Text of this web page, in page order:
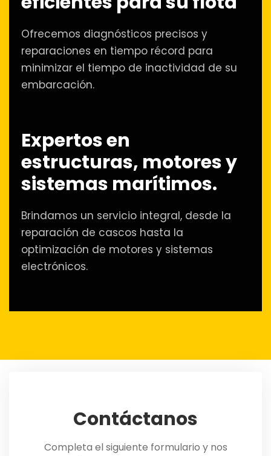
Ofrecemos diagnósticos precisos y
reparaciones en tiempo récord para
minimizar el tiempo de inactividad de su
embarcación.
Expertos en
estructuras, motores y
sistemas marítimos.
Brindamos un servicio integral, desde la
reparación de cascos hasta la
optimización de motores y sistemas
electrónicos.
Contáctanos
Completa el siguiente formulario y nos